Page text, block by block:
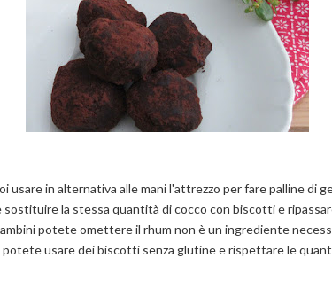
usare in alternativa alle mani l'attrezzo per fare palline di
la stessa quantità di cocco con biscotti e
potete omettere il rhum non è un ingrediente
usare dei biscotti senza glutine e rispettare le